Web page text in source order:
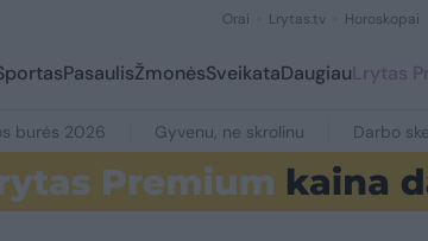
Orai Lrytas.tv Horoskopai
PasaulisŽmonėsSveikataDaugiauLrytas
burės 2026 Gyvenu, ne skrolinu Darbo